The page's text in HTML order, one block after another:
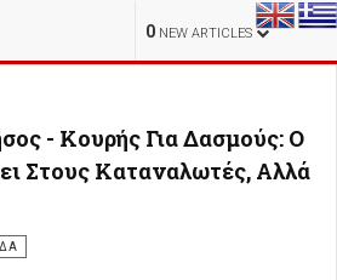
0 NEW ARTICLES
- Κουρής Για Δασμούς: Ο
Στους Καταναλωτές, Αλλά